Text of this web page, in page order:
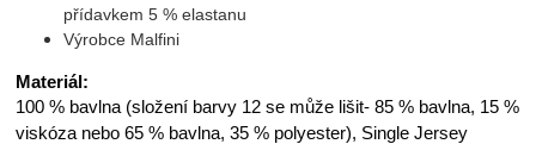
přídavkem 5 % elastanu
Výrobce Malfini
Materiál:
100 % bavlna (složení barvy 12 se může lišit- 85 % bavlna, 15 %
viskóza nebo 65 % bavlna, 35 % polyester), Single Jersey